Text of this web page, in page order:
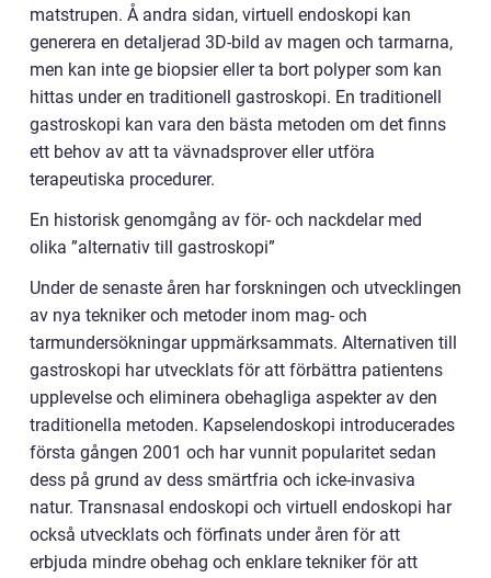
matstrupen. Å andra sidan, virtuell endoskopi kan
generera en detaljerad 3D-bild av magen och tarmarna,
men kan inte ge biopsier eller ta bort polyper som kan
hittas under en traditionell gastroskopi. En traditionell
gastroskopi kan vara den bästa metoden om det finns
ett behov av att ta vävnadsprover eller utföra
terapeutiska procedurer.
En historisk genomgång av för- och nackdelar med
olika ”alternativ till gastroskopi”
Under de senaste åren har forskningen och utvecklingen
av nya tekniker och metoder inom mag- och
tarmundersökningar uppmärksammats. Alternativen till
gastroskopi har utvecklats för att förbättra patientens
upplevelse och eliminera obehagliga aspekter av den
traditionella metoden. Kapselendoskopi introducerades
första gången 2001 och har vunnit popularitet sedan
dess på grund av dess smärtfria och icke-invasiva
natur. Transnasal endoskopi och virtuell endoskopi har
också utvecklats och förfinats under åren för att
erbjuda mindre obehag och enklare tekniker för att